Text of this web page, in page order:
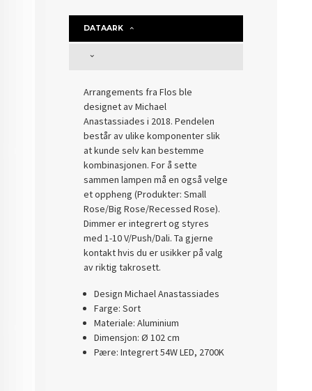
DATAARK
Arrangements fra Flos ble
designet av Michael
Anastassiades i 2018. Pendelen
består av ulike komponenter slik
at kunde selv kan bestemme
kombinasjonen. For å sette
sammen lampen må en også velge
et oppheng (Produkter: Small
Rose/Big Rose/Recessed Rose).
Dimmer er integrert og styres
med 1-10 V/Push/Dali. Ta gjerne
kontakt hvis du er usikker på valg
av riktig takrosett.
Design Michael Anastassiades
Farge: Sort
Materiale: Aluminium
Dimensjon: Ø 102 cm
Pære: Integrert 54W LED, 2700K